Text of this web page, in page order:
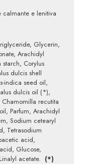
calmante e lenitiva
Glycerin,
Arachidyl
Corylus
dulcis shell
indica seed oil,
dulcis oil (*),
recutita
Parfum, Arachidyl
Sodium cetearyl
Tetrasodium
acid,
Glucose,
acetate. (*)